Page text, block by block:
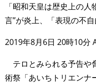
「昭和天皇は歴史上の
言”が炎上、「表現の不
2019年8月6日 20時10分
テロとみられる予告や
術祭「あいちトリエンナ